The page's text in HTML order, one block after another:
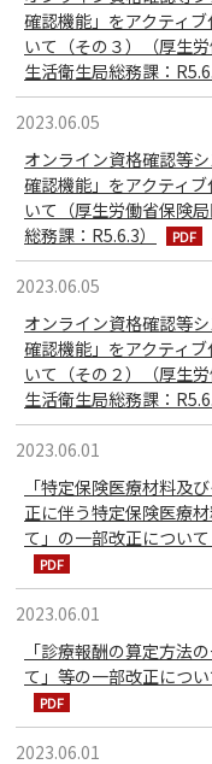
確認機能」をアクティ
いて（その３）（厚生
生活衛生局総務課：
2023.06.05
オンライン資格確認等
確認機能」をアクティ
いて（厚生労働省保険
総務課：R5.6.3）
2023.06.05
オンライン資格確認等
確認機能」をアクティ
いて（その２）（厚生
生活衛生局総務課：
2023.06.01
「特定保険医療材料及
正に伴う特定保険医療
て」の一部改正につい
2023.06.01
「診療報酬の算定方法
て」等の一部改正につ
2023.06.01